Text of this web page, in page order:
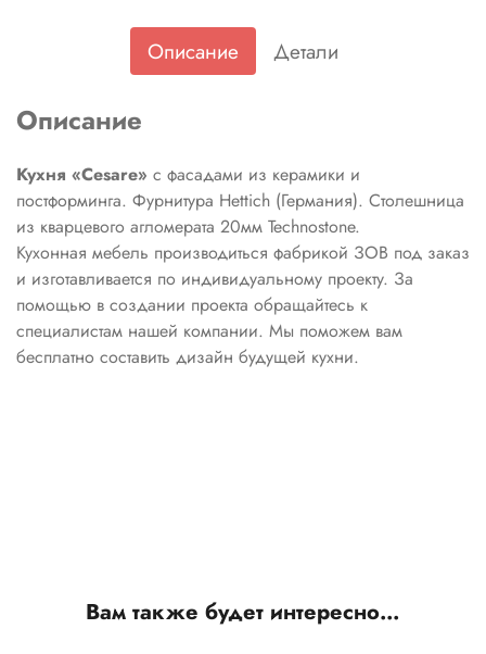
Описание Детали
Описание
Кухня «Cesare» с фасадами из керамики и
постформинга. Фурнитура Hettich (Германия). Столешница
из кварцевого агломерата 20мм Technostone.
Кухонная мебель производиться фабрикой ЗОВ под заказ
и изготавливается по индивидуальному проекту. За
помощью в создании проекта обращайтесь к
специалистам нашей компании. Мы поможем вам
бесплатно составить дизайн будущей кухни.
Вам также будет интересно…